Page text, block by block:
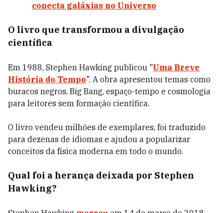
conecta galáxias no Universo
O livro que transformou a divulgação
científica
Em 1988, Stephen Hawking publicou "Uma Breve
História do Tempo". A obra apresentou temas como
buracos negros, Big Bang, espaço-tempo e cosmologia
para leitores sem formação científica.
O livro vendeu milhões de exemplares, foi traduzido
para dezenas de idiomas e ajudou a popularizar
conceitos da física moderna em todo o mundo.
Qual foi a herança deixada por Stephen
Hawking?